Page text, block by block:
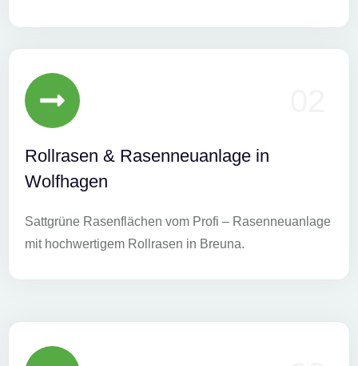
Rollrasen & Rasenneuanlage in
Wolfhagen
Sattgrüne Rasenflächen vom Profi – Rasenneuanlage
mit hochwertigem Rollrasen in Breuna.